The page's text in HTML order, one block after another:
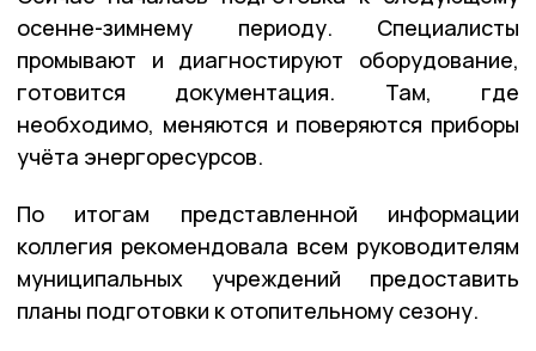
осенне-зимнему периоду. Специалисты
промывают и диагностируют оборудование,
готовится документация. Там, где
необходимо, меняются и поверяются приборы
учёта энергоресурсов.
По итогам представленной информации
коллегия рекомендовала всем руководителям
муниципальных учреждений предоставить
планы подготовки к отопительному сезону.